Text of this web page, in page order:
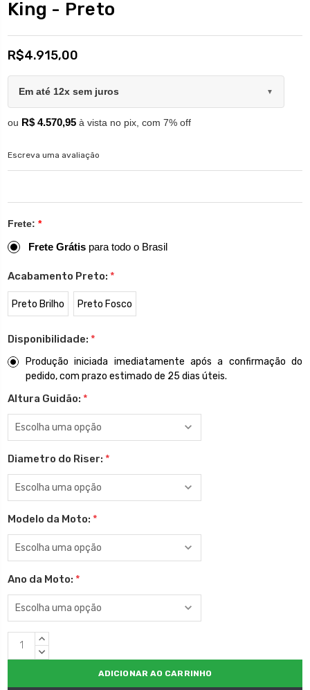
King - Preto
R$4.915,00
Em até 12x sem juros ▼
ou R$ 4.570,95 à vista no pix, com 7% off
Escreva uma avaliação
Frete: *
Frete Grátis para todo o Brasil
Acabamento Preto: *
Preto Brilho Preto Fosco
Disponibilidade: *
Produção iniciada imediatamente após a confirmação do
pedido, com prazo estimado de 25 dias úteis.
Altura Guidão: *
Diametro do Riser: *
Modelo da Moto: *
Ano da Moto: *
EstoqueQUANTIDADE
CRESCENTE:
QUANTIDADE